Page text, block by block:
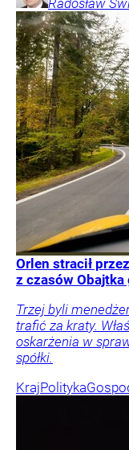
Orlen stracił
z czasów
Trzej byli
trafić za kraty.
oskarżenia w
spółki.
KrajPolityka